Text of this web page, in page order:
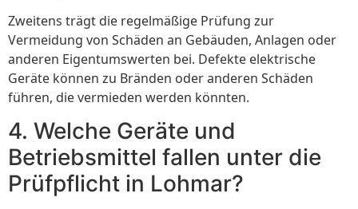
Zweitens trägt die regelmäßige Prüfung zur
Vermeidung von Schäden an Gebäuden, Anlagen oder
anderen Eigentumswerten bei. Defekte elektrische
Geräte können zu Bränden oder anderen Schäden
führen, die vermieden werden könnten.
4. Welche Geräte und
Betriebsmittel fallen unter die
Prüfpflicht in Lohmar?